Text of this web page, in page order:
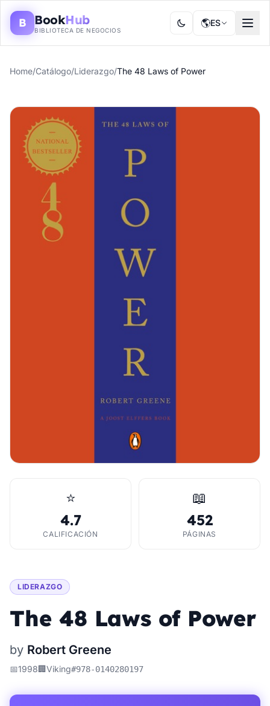
B BookHub
BIBLIOTECA DE NEGOCIOS
🌎ES
Home/Catálogo/Liderazgo/The 48 Laws of Power
⭐
4.7
CALIFICACIÓN
📖
452
PÁGINAS
LIDERAZGO
The 48 Laws of Power
by Robert Greene
📅1998🏢Viking#978-0140280197